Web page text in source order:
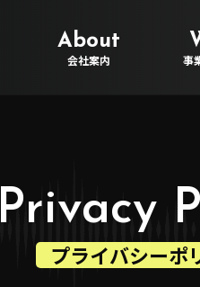
About
会社案内 事
Privacy
プライバシーポ